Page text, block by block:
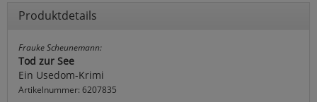
Produktdetails
Frauke Scheunemann:
Tod zur See
Ein Usedom-Krimi
Artikelnummer: 6207835